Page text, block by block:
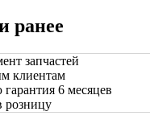
ранее
запчастей
клиентам
6 месяцев
розницу